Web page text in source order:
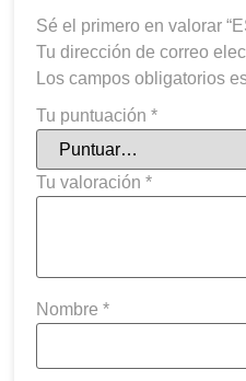
Sé el primero en valorar
Tu dirección de correo
Los campos obligatorios
Tu puntuación*
Tu valoración*
Nombre*